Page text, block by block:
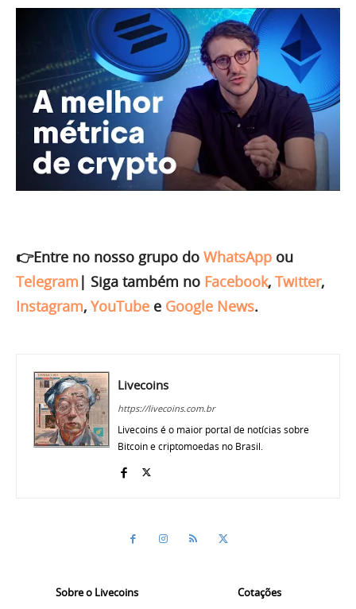
👉Entre no nosso grupo do WhatsApp ou
Telegram | Siga também no Facebook, Twitter,
Instagram, YouTube e Google News.
Livecoins
https://livecoins.com.br
Livecoins é o maior portal de notícias sobre
Bitcoin e criptomoedas no Brasil.
Sobre o Livecoins Cotações